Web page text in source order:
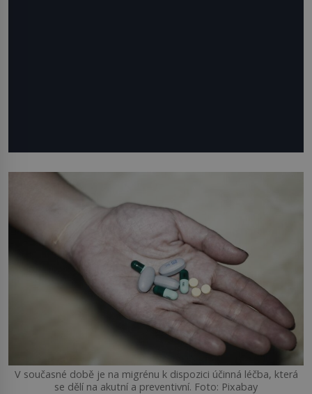
V současné době je na migrénu k dispozici účinná léčba, která
se dělí na akutní a preventivní. Foto: Pixabay